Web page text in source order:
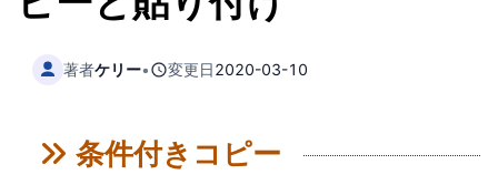
著者ケリー• 変更日2020-03-10
条件付きコピー